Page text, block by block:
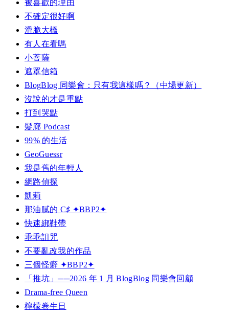
被喜歡的理由
不確定很好啊
滑脆大橋
有人在看嗎
小菩薩
遮罩信箱
BlogBlog 同樂會：只有我這樣嗎？（中場更新）
沒說的才是重點
打到哭點
髮廊 Podcast
99% 的生活
GeoGuessr
我是舊的年輕人
網路偵探
凱莉
那油膩的 C♯ ✦BBP2✦
快速綁鞋帶
乖乖詛咒
不要亂改我的作品
三個怪癖 ✦BBP2✦
「推坑」──2026 年 1 月 BlogBlog 同樂會回顧
Drama-free Queen
檸檬卷生日